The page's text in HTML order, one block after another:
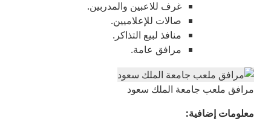
غرف للاعبين والمدربين.
صالات للإعلاميين.
منافذ لبيع التذاكر.
مرافق عامة.
مرافق ملعب جامعة الملك سعود
معلومات إضافية: